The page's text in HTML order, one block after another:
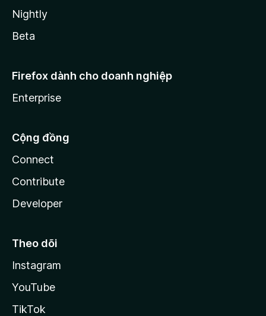
Nightly
Beta
Firefox dành cho doanh nghiệp
Enterprise
Cộng đồng
Connect
Contribute
Developer
Theo dõi
Instagram
YouTube
TikTok